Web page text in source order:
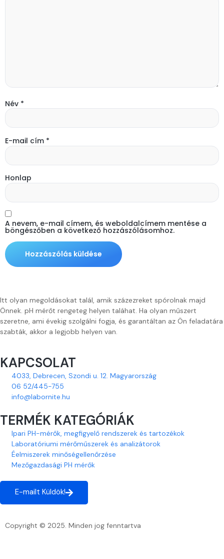
Név *
E-mail cím *
Honlap
A nevem, e-mail címem, és weboldalcímem mentése a
böngészőben a következő hozzászólásomhoz.
Itt olyan megoldásokat talál, amik százezreket spórolnak majd
Önnek. pH mérőt rengeteg helyen taláhat. Ha olyan műszert
szeretne, ami évekig szolgálni fogja, és garantáltan az Ön feladatára
szabták, akkor a legjobb helyen van.
KAPCSOLAT
4033, Debrecen, Szondi u. 12. Magyarország
06 52/445-755
info@labornite.hu
TERMÉK KATEGÓRIÁK
Ipari PH-mérők, megfigyelő rendszerek és tartozékok
Laboratóriumi mérőműszerek és analizátorok
Éelmiszerek minőségellenőrzése
Mezőgazdasági PH mérők
E-mailt Küldök!
Copyright © 2025. Minden jog fenntartva